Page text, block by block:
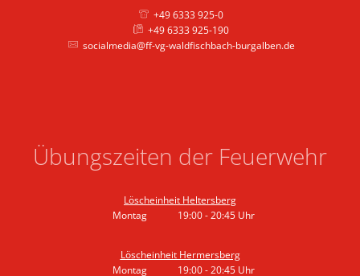
+49 6333 925-0
+49 6333 925-190
socialmedia@ff-vg-waldfischbach-burgalben.de
Übungszeiten der Feuerwehr
Löscheinheit Heltersberg
Montag
19:00-20:45 Uhr
Löscheinheit Hermersberg
Montag
19:00-20:45 Uhr